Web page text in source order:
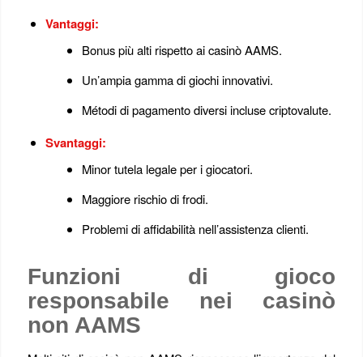
Vantaggi:
Bonus più alti rispetto ai casinò AAMS.
Un’ampia gamma di giochi innovativi.
Métodi di pagamento diversi incluse criptovalute.
Svantaggi:
Minor tutela legale per i giocatori.
Maggiore rischio di frodi.
Problemi di affidabilità nell’assistenza clienti.
Funzioni di gioco
responsabile nei casinò
non AAMS